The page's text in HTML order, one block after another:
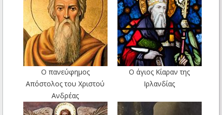
Ο πανεύφημος
Απόστολος του Χριστού
Ανδρέας
Ο άγιος Κίαραν της
Ιρλανδίας